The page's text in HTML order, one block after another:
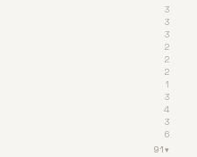
3
3
3
2
2
2
1
3
4
3
6
91▾